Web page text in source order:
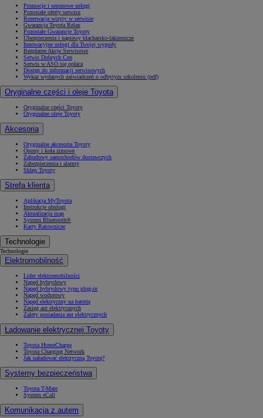
Promocje i sezonowe usługi
Pozostałe oferty serwisu
Rezerwacja wizyty w serwisie
Gwarancja Toyota Relax
Pozostałe Gwarancje Toyoty
Ubezpieczenia i naprawy blacharsko-lakiernicze
Innowacyjne usługi dla Twojej wygody
Bezpłatne Akcje Serwisowe
Serwis Dobrych Cen
Serwis w ASO się opłaca
Dostęp do informacji serwisowych
Wykaz wydanych zaświadczeń o odbytym szkoleniu (pdf)
Oryginalne części i oleje Toyota
Oryginalne części Toyoty
Oryginalne oleje Toyoty
Akcesoria
Oryginalne akcesoria Toyoty
Opony i koła zimowe
Zabudowy samochodów dostawczych
Zabezpieczenia i alarmy
Sklep Toyoty
Strefa klienta
Aplikacja MyToyota
Instrukcje obsługi
Aktualizacja map
System Bluetooth®
Karty Ratownicze
Technologie
Technologie
Elektromobilność
Lider elektromobilności
Napęd hybrydowy
Napęd hybrydowy typu plug-in
Napęd wodorowy
Napęd elektryczny na baterię
Zasięg aut elektrycznych
Zalety posiadania aut elektrycznych
Ładowanie elektrycznej Toyoty
Toyota HomeCharge
Toyota Charging Network
Jak naładować elektryczną Toyotę?
Systemy bezpieczeństwa
Toyota T-Mate
System eCall
Komunikacja z autem